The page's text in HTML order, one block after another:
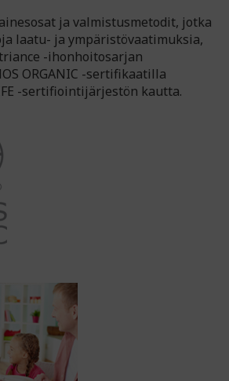
ja valmistusmetodit, jotka
laatu- ja ympäristövaatimuksia,
-ihonhoitosarjan
ORGANIC -sertifikaatilla
-sertifiointijärjestön kautta.